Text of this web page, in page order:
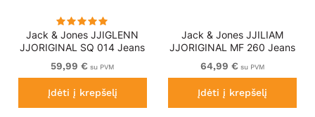
Jack & Jones JJIGLENN
JJORIGINAL SQ 014 Jeans
Black Denim
59,99 € su PVM
Įdėti į krepšelį
Jack & Jones JJILIAM
JJORIGINAL MF 260 Jeans
Blue Denim
64,99 € su PVM
Įdėti į krepšelį